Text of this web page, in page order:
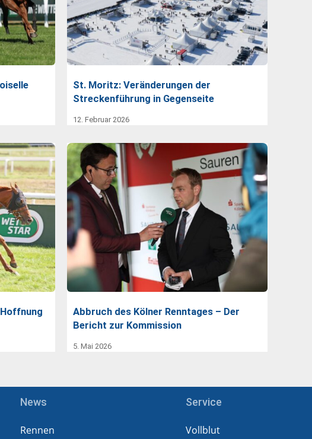
St. Moritz: Veränderungen der
Streckenführung in Gegenseite
12. Februar 2026
Abbruch des Kölner Renntages – Der
Bericht zur Kommission
5. Mai 2026
News
Rennen
Service
Vollblut